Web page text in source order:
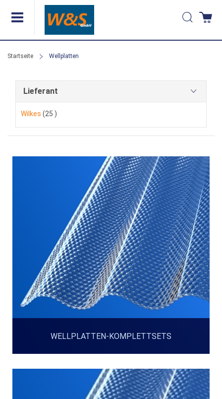
Inhalt
Suche
Startseite Wellplatten
WELLPLATTEN-KOMPLETTSETS
Lieferant
Wilkes 25 Artikel